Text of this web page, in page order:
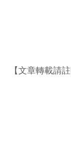
【文章轉載請